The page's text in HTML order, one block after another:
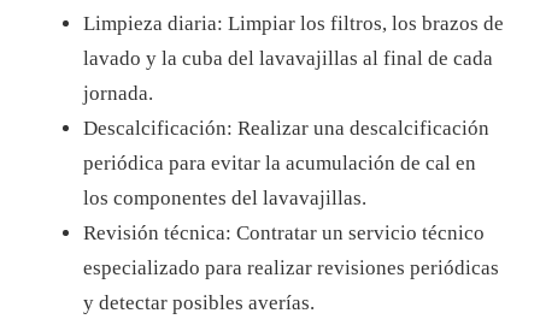
Limpieza diaria: Limpiar los filtros, los brazos de
lavado y la cuba del lavavajillas al final de cada
jornada.
Descalcificación: Realizar una descalcificación
periódica para evitar la acumulación de cal en
los componentes del lavavajillas.
Revisión técnica: Contratar un servicio técnico
especializado para realizar revisiones periódicas
y detectar posibles averías.